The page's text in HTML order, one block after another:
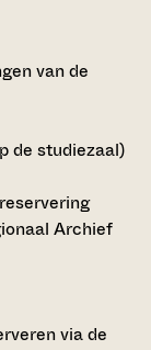
van de
de studiezaal)
Archief
via de